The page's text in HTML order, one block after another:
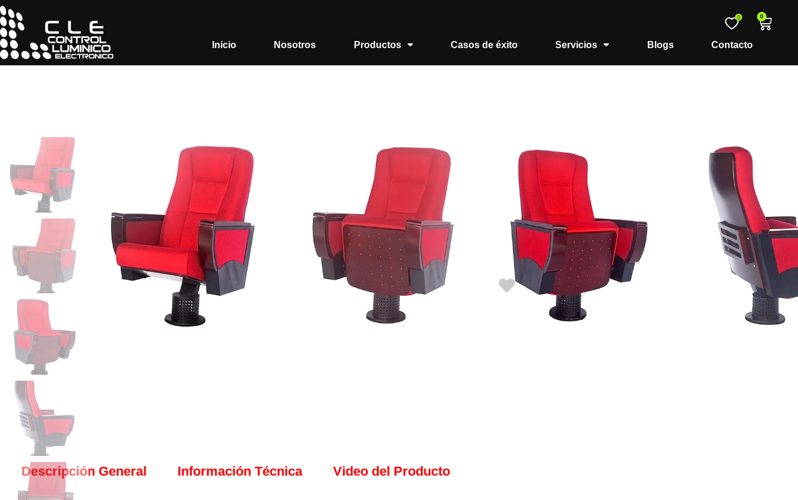
0 0
Inicio Nosotros Productos Casos de éxito Servicios Blogs Contacto
Inicio/Gradería/ Único/ Sillas para teatro Auditorio
Sillas para teatro Auditorio
Cotiza Ahora
Descripción General Información Técnica Video del Producto